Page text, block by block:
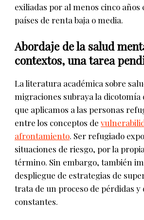
exiliadas por al menos cinco años
países de renta baja o media.
Abordaje de la salud
contextos, una tarea
La literatura académica sobre
migraciones subraya la dicotomía
que aplicamos a las personas
entre los conceptos de
afrontamiento. Ser refugiado
situaciones de riesgo, por la
término. Sin embargo, también
despliegue de estrategias de
trata de un proceso de pérdidas y
constantes.